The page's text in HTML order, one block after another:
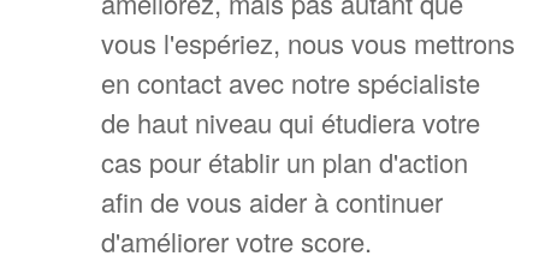
vous l'espériez, nous vous mettrons
en contact avec notre spécialiste
de haut niveau qui étudiera votre
cas pour établir un plan d'action
afin de vous aider à continuer
d'améliorer votre score.